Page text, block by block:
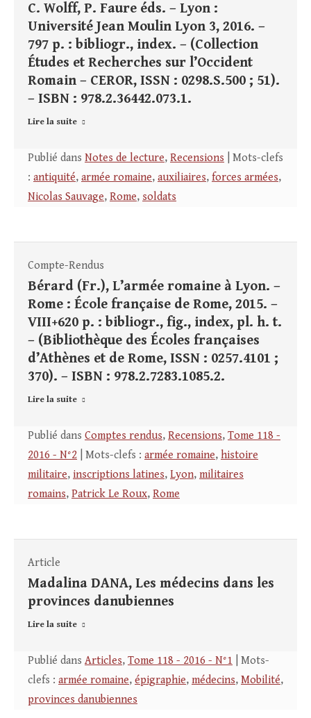
C. Wolff, P. Faure éds. – Lyon :
Université Jean Moulin Lyon 3, 2016. –
797 p. : bibliogr., index. – (Collection
Études et Recherches sur l’Occident
Romain – CEROR, ISSN : 0298.S.500 ; 51).
– ISBN : 978.2.36442.073.1.
Lire la suite
Publié dans Notes de lecture, Recensions | Mots-clefs
: antiquité, armée romaine, auxiliaires, forces armées,
Nicolas Sauvage, Rome, soldats
Compte-Rendus
Bérard (Fr.), L’armée romaine à Lyon. –
Rome : École française de Rome, 2015. –
VIII+620 p. : bibliogr., fig., index, pl. h. t.
– (Bibliothèque des Écoles françaises
d’Athènes et de Rome, ISSN : 0257.4101 ;
370). – ISBN : 978.2.7283.1085.2.
Lire la suite
Publié dans Comptes rendus, Recensions, Tome 118 -
2016 - N°2 | Mots-clefs : armée romaine, histoire
militaire, inscriptions latines, Lyon, militaires
romains, Patrick Le Roux, Rome
Article
Madalina DANA, Les médecins dans les
provinces danubiennes
Lire la suite
Publié dans Articles, Tome 118 - 2016 - N°1 | Mots-
clefs : armée romaine, épigraphie, médecins, Mobilité,
provinces danubiennes